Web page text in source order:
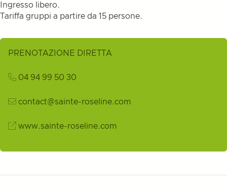
Ingresso libero.
Tariffa gruppi a partire da 15 persone.
PRENOTAZIONE DIRETTA
04 94 99 50 30
contact@sainte-roseline.com
www.sainte-roseline.com